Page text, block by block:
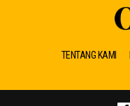
TENTANG KAMI